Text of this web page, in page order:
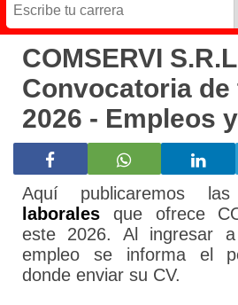
COMSERVI
Convocatoria de
2026 - Empleos
Aquí publicaremos
laborales que ofrece
este 2026. Al ingresar
empleo se informa el
donde enviar su CV.